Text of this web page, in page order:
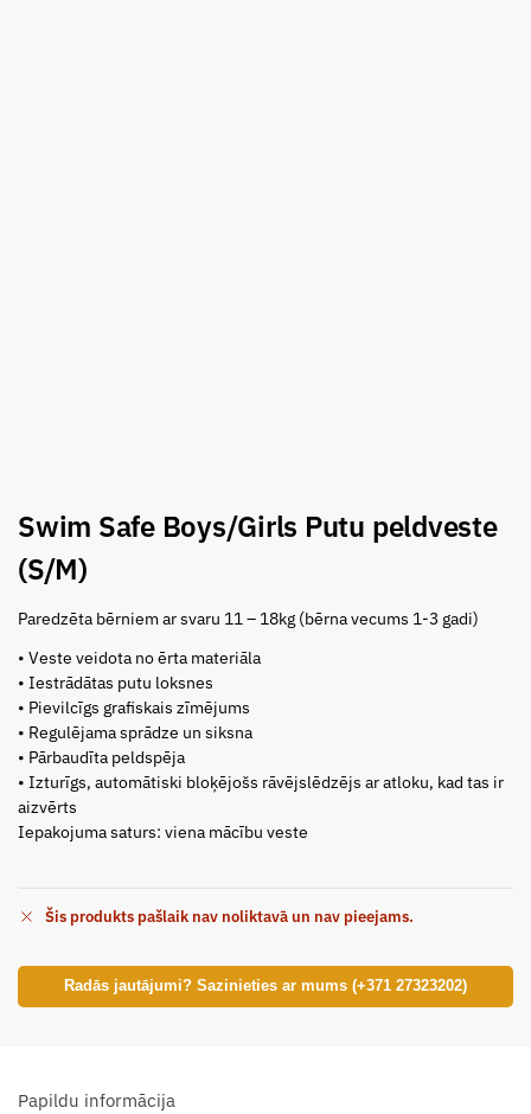
Swim Safe Boys/Girls Putu peldveste
(S/M)
Paredzēta bērniem ar svaru 11 – 18kg (bērna vecums 1-3 gadi)
• Veste veidota no ērta materiāla
• Iestrādātas putu loksnes
• Pievilcīgs grafiskais zīmējums
• Regulējama sprādze un siksna
• Pārbaudīta peldspēja
• Izturīgs, automātiski bloķējošs rāvējslēdzējs ar atloku, kad tas ir
aizvērts
Iepakojuma saturs: viena mācību veste
Šis produkts pašlaik nav noliktavā un nav pieejams.
Radās jautājumi? Sazinieties ar mums (+371 27323202)
Papildu informācija